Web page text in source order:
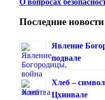
О вопросах
Последние новости
Явление
подвале
Хлеб –
Цхинвале